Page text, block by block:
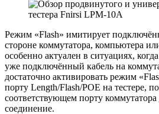
Режим «Flash» имитирует
стороне коммутатора, компьютера
особенно актуален в ситуациях,
уже подключённый кабель на
достаточно активировать режим
порту Length/Flash/POE на тестере,
соответствующем порту
соединение.